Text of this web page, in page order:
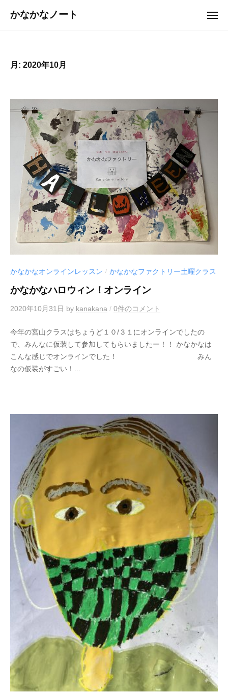
かなかなノート
メ
月: 2020年10月
かなかなオンラインレッスン / かなかなファクトリー土曜クラス
かなかなハロウィン！オンライン
2020年10月31日 by kanakana / 0件のコメント
今年の宮山クラスはちょうど１０/３１にオンラインでしたの
で、みんなに仮装して参加してもらいましたー！！ かなかなは
こんな感じでオンラインでした！ みん
なの仮装がすごい！...